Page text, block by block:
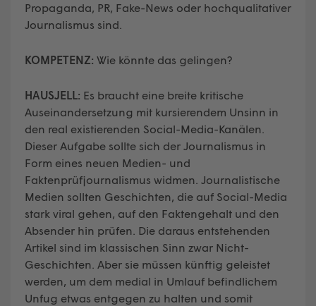
Propaganda, PR, Fake-News oder hochqualitativer
Journalismus sind.
KOMPETENZ: Wie könnte das gelingen?
HAUSJELL: Es braucht eine breite kritische
Auseinandersetzung mit kursierendem Unsinn in
den real existierenden Social-Media-Kanälen.
Dieser Aufgabe sollte sich der Journalismus in
Form eines neuen Medien- und
Faktenprüfjournalismus widmen. Journalistische
Medien sollten Geschichten, die auf Social-Media
stark viral gehen, auf den Faktengehalt und den
Absender hin prüfen. Die daraus entstehenden
Artikel sind im klassischen Sinn zwar Nicht-
Geschichten. Aber sie müssen künftig geleistet
werden, um dem medial in Umlauf befindlichem
Unfug etwas entgegen zu halten und somit